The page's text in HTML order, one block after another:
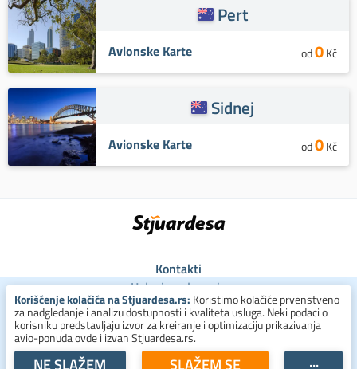
Pert
Avionske Karte od0Kč
Sidnej
Avionske Karte od0Kč
Kontakti
Uslovi poslovanja
Uslovi za kolačiće
Zaštita ličnih podataka
+381 800 300 137
Korišćenje kolačića na Stjuardesa.rs: Koristimo kolačiće prvenstveno
za nadgledanje i analizu dostupnosti i kvaliteta usluga. Neki podaci o
korisniku predstavljaju izvor za kreiranje i optimizaciju prikazivanja
avio-ponuda ovde i izvan Stjuardesa.rs.
NE SLAŽEM SLAŽEM SE ···